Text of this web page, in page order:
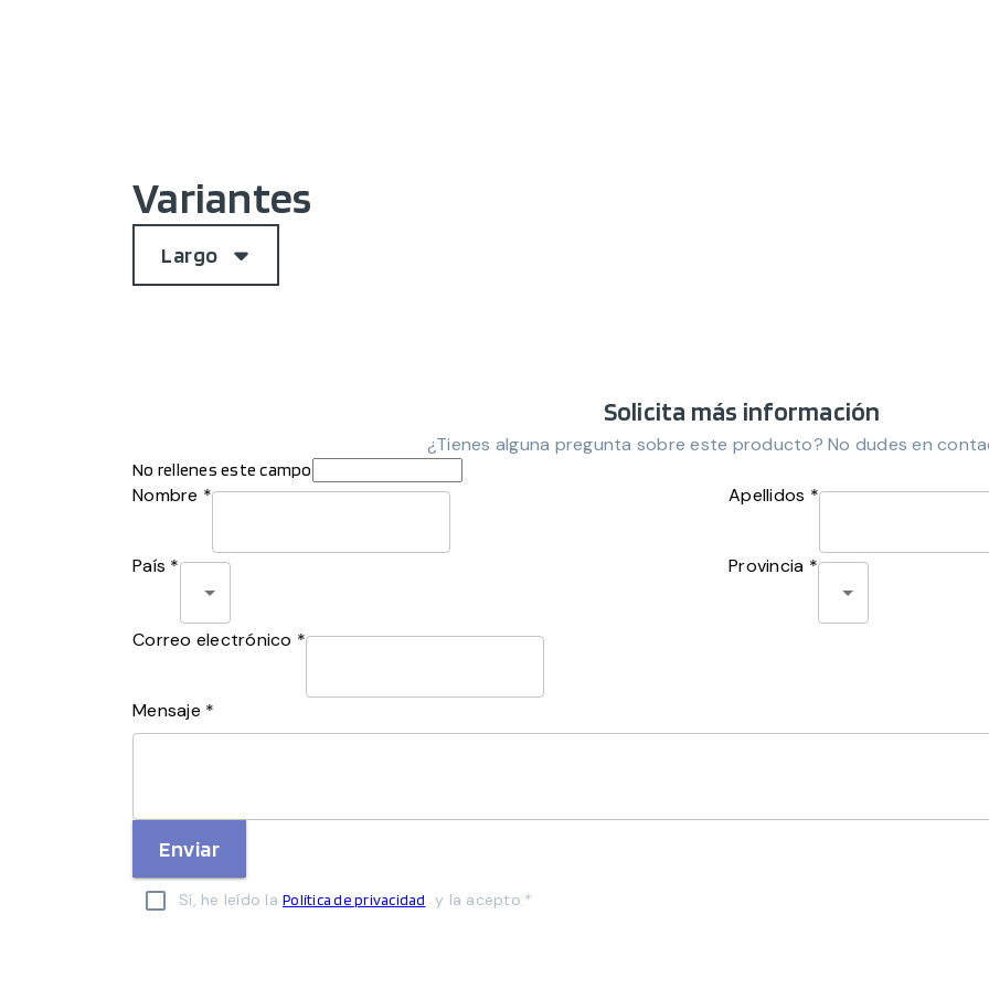
Variantes
Largo
Solicita más información
¿Tienes alguna pregunta sobre este producto? No dudes en
No rellenes este campo
Nombre * Apellidos *
País * Provincia *
Correo electrónico *
Mensaje *
Enviar
Sí, he leído la Política de privacidad y la acepto.*